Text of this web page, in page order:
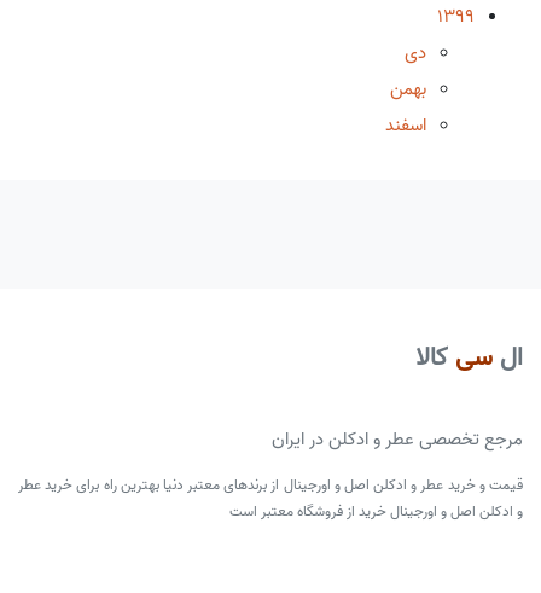
1399
دی
بهمن
اسفند
ال سی کالا
مرجع تخصصی عطر و ادکلن در ایران
قیمت و خرید عطر و ادکلن اصل و اورجینال از برندهای معتبر دنیا بهترین راه برای خرید عطر
و ادکلن اصل و اورجینال خرید از فروشگاه معتبر است